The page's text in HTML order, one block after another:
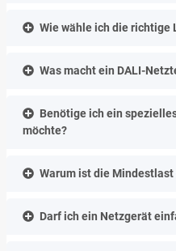
Wie wähle ich die richtige
Was macht ein DALI-
Benötige ich ein
möchte?
Warum ist die
Darf ich ein Netzgerät